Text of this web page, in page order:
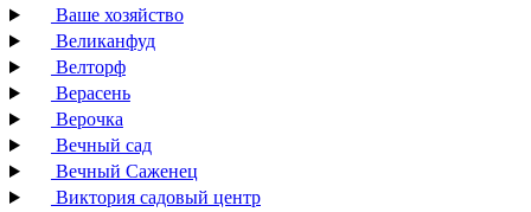
Ваше хозяйство
Великанфуд
Велторф
Верасень
Верочка
Вечный сад
Вечный Саженец
Виктория садовый центр